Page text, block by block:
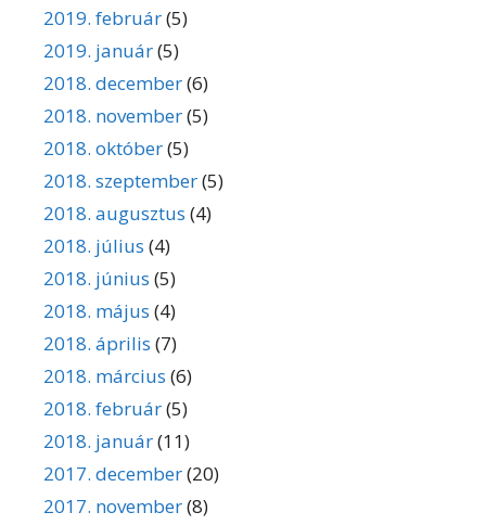
2019. február(5)
2019. január(5)
2018. december(6)
2018. november(5)
2018. október(5)
2018. szeptember(5)
2018. augusztus (4)
2018. július (4)
2018. június (5)
2018. május (4)
2018. április (7)
2018. március (6)
2018. február(5)
2018. január(11)
2017. december(20)
2017. november(8)